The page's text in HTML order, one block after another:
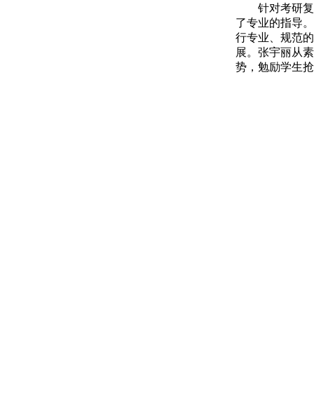
针对考研
了专业的指导
行专业、规范
展。张宇丽从
势，勉励学生